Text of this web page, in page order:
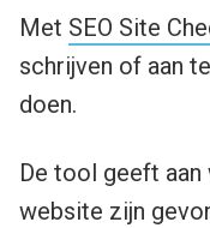
Met SEO Site
schrijven of aan
doen.
De tool geeft
website zijn